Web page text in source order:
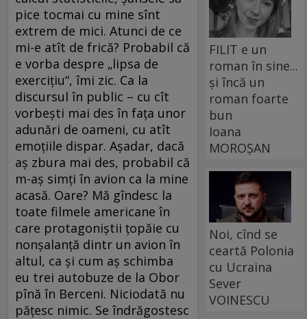
pice tocmai cu mine sînt
extrem de ­mici. Atunci de ce
mi-e atît de frică? Probabil că
e vorba despre „lipsa de
exercițiu“, îmi zic. Ca la
discursul în public – cu cît
vorbești mai des în fața unor
adunări de oameni, cu atît
emoțiile dispar. Așadar, dacă
aș zbura mai des, probabil că
m-aș simți în avion ca la mine
acasă. Oare? Mă gîndesc la
toate filmele americane în
care protagoniștii țopăie cu
nonșalanță dintr un avion în
altul, ca și cum aș schimba
eu trei autobuze de la Obor
pînă în Berceni. Niciodată nu
pățesc nimic. Se îndrăgostesc
FILIT e un
roman în sine...
și încă un
roman foarte
bun
Ioana
MOROȘAN
Noi, cînd se
ceartă Polonia
cu Ucraina
Sever
VOINESCU